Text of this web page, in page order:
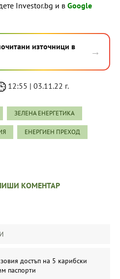
Investor.bg и в Google
източници в
→
12:55 | 03.11.22 г.
ЗЕЛЕНА ЕНЕРГЕТИКА
ЕНЕРГИЕН ПРЕХОД
КОМЕНТАР
достъп на 5 карибски
паспорти